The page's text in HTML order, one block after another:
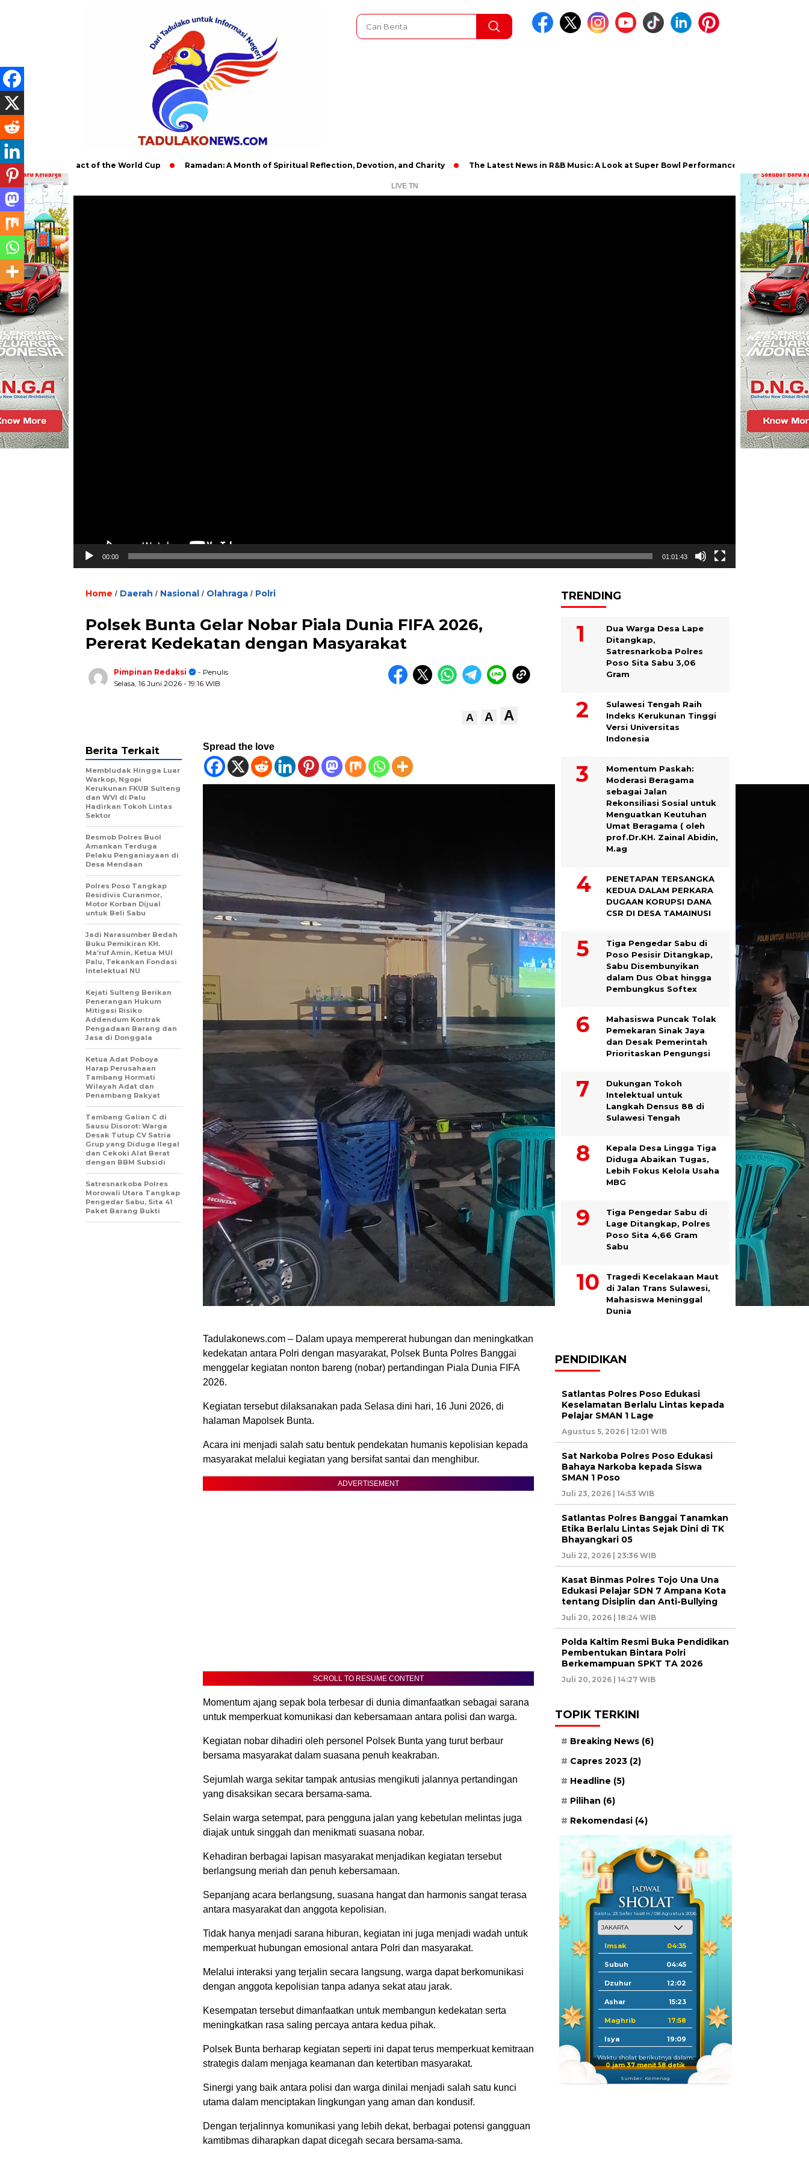
Impact of the World Cup Ramadan: A Month of Spiritual Reflection, Devotion, and Charity The Latest News in R&B Music: A Look at Super Bowl Performances, New Albums, Rising
LIVE TN
00:00 01:01:43
Home / Daerah / Nasional / Olahraga / Polri
Polsek Bunta Gelar Nobar Piala Dunia FIFA 2026,
Pererat Kedekatan dengan Masyarakat
Pimpinan Redaksi
- Penulis
Selasa, 16 Juni 2026 - 19:16 WIB
A A A
Spread the love
Tadulakonews.com – Dalam upaya mempererat hubungan dan meningkatkan
kedekatan antara Polri dengan masyarakat, Polsek Bunta Polres Banggai
menggelar kegiatan nonton bareng (nobar) pertandingan Piala Dunia FIFA
2026.
Kegiatan tersebut dilaksanakan pada Selasa dini hari, 16 Juni 2026, di
halaman Mapolsek Bunta.
Acara ini menjadi salah satu bentuk pendekatan humanis kepolisian kepada
masyarakat melalui kegiatan yang bersifat santai dan menghibur.
ADVERTISEMENT
SCROLL TO RESUME CONTENT
Momentum ajang sepak bola terbesar di dunia dimanfaatkan sebagai sarana
untuk memperkuat komunikasi dan kebersamaan antara polisi dan warga.
Kegiatan nobar dihadiri oleh personel Polsek Bunta yang turut berbaur
bersama masyarakat dalam suasana penuh keakraban.
Sejumlah warga sekitar tampak antusias mengikuti jalannya pertandingan
yang disaksikan secara bersama-sama.
Selain warga setempat, para pengguna jalan yang kebetulan melintas juga
diajak untuk singgah dan menikmati suasana nobar.
Kehadiran berbagai lapisan masyarakat menjadikan kegiatan tersebut
berlangsung meriah dan penuh kebersamaan.
Sepanjang acara berlangsung, suasana hangat dan harmonis sangat terasa
antara masyarakat dan anggota kepolisian.
Tidak hanya menjadi sarana hiburan, kegiatan ini juga menjadi wadah untuk
memperkuat hubungan emosional antara Polri dan masyarakat.
Melalui interaksi yang terjalin secara langsung, warga dapat berkomunikasi
dengan anggota kepolisian tanpa adanya sekat atau jarak.
Kesempatan tersebut dimanfaatkan untuk membangun kedekatan serta
meningkatkan rasa saling percaya antara kedua pihak.
Polsek Bunta berharap kegiatan seperti ini dapat terus memperkuat kemitraan
strategis dalam menjaga keamanan dan ketertiban masyarakat.
Sinergi yang baik antara polisi dan warga dinilai menjadi salah satu kunci
utama dalam menciptakan lingkungan yang aman dan kondusif.
Dengan terjalinnya komunikasi yang lebih dekat, berbagai potensi gangguan
kamtibmas diharapkan dapat dicegah secara bersama-sama.
Berita Terkait
Membludak Hingga Luar
Warkop, Ngopi
Kerukunan FKUB Sulteng
dan WVI di Palu
Hadirkan Tokoh Lintas
Sektor
Resmob Polres Buol
Amankan Terduga
Pelaku Penganiayaan di
Desa Mendaan
Polres Poso Tangkap
Residivis Curanmor,
Motor Korban Dijual
untuk Beli Sabu
Jadi Narasumber Bedah
Buku Pemikiran KH.
Ma’ruf Amin, Ketua MUI
Palu, Tekankan Fondasi
Intelektual NU
Kejati Sulteng Berikan
Penerangan Hukum
Mitigasi Risiko
Addendum Kontrak
Pengadaan Barang dan
Jasa di Donggala
Ketua Adat Poboya
Harap Perusahaan
Tambang Hormati
Wilayah Adat dan
Penambang Rakyat
Tambang Galian C di
Sausu Disorot: Warga
Desak Tutup CV Satria
Grup yang Diduga Ilegal
dan Cekoki Alat Berat
dengan BBM Subsidi
Satresnarkoba Polres
Morowali Utara Tangkap
Pengedar Sabu, Sita 41
Paket Barang Bukti
TRENDING
Dua Warga Desa Lape
Ditangkap,
Satresnarkoba Polres
Poso Sita Sabu 3,06
Gram
Sulawesi Tengah Raih
Indeks Kerukunan Tinggi
Versi Universitas
Indonesia
Momentum Paskah:
Moderasi Beragama
sebagai Jalan
Rekonsiliasi Sosial untuk
Menguatkan Keutuhan
Umat Beragama ( oleh
prof.Dr.KH. Zainal Abidin,
M.ag
PENETAPAN TERSANGKA
KEDUA DALAM PERKARA
DUGAAN KORUPSI DANA
CSR DI DESA TAMAINUSI
Tiga Pengedar Sabu di
Poso Pesisir Ditangkap,
Sabu Disembunyikan
dalam Dus Obat hingga
Pembungkus Softex
Mahasiswa Puncak Tolak
Pemekaran Sinak Jaya
dan Desak Pemerintah
Prioritaskan Pengungsi
Dukungan Tokoh
Intelektual untuk
Langkah Densus 88 di
Sulawesi Tengah
Kepala Desa Lingga Tiga
Diduga Abaikan Tugas,
Lebih Fokus Kelola Usaha
MBG
Tiga Pengedar Sabu di
Lage Ditangkap, Polres
Poso Sita 4,66 Gram
Sabu
Tragedi Kecelakaan Maut
di Jalan Trans Sulawesi,
Mahasiswa Meninggal
Dunia
PENDIDIKAN
Satlantas Polres Poso Edukasi
Keselamatan Berlalu Lintas kepada
Pelajar SMAN 1 Lage
Agustus 5, 2026 | 12:01 WIB
Sat Narkoba Polres Poso Edukasi
Bahaya Narkoba kepada Siswa
SMAN 1 Poso
Juli 23, 2026 | 14:53 WIB
Satlantas Polres Banggai Tanamkan
Etika Berlalu Lintas Sejak Dini di TK
Bhayangkari 05
Juli 22, 2026 | 23:36 WIB
Kasat Binmas Polres Tojo Una Una
Edukasi Pelajar SDN 7 Ampana Kota
tentang Disiplin dan Anti-Bullying
Juli 20, 2026 | 18:24 WIB
Polda Kaltim Resmi Buka Pendidikan
Pembentukan Bintara Polri
Berkemampuan SPKT TA 2026
Juli 20, 2026 | 14:27 WIB
TOPIK TERKINI
Breaking News (6)
Capres 2023 (2)
Headline (5)
Pilihan (6)
Rekomendasi (4)
Sabtu, 23 Safar 1448 H / 08 Agustus 2026
Imsak 04:35
Subuh 04:45
Dzuhur 12:02
Ashar 15:23
Maghrib 17:58
Isya 19:09
Waktu sholat berikutnya dalam:
0 jam 37 menit 57 detik
Sumber: Kemenag